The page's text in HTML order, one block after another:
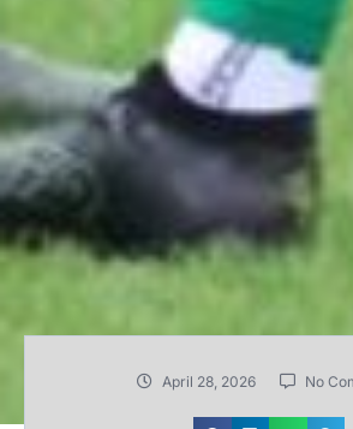
April 28, 2026 No